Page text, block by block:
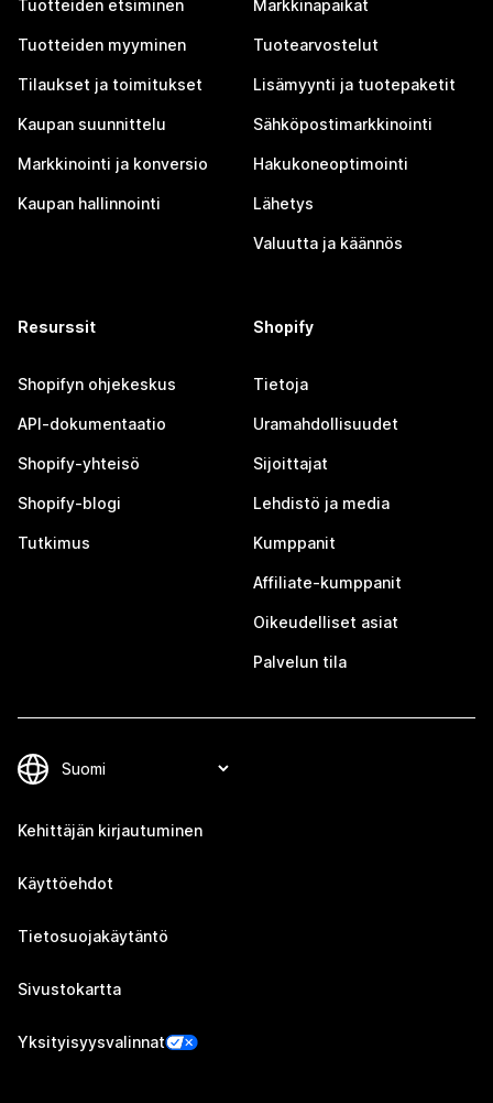
Tuotteiden etsiminen
Tuotteiden myyminen
Tilaukset ja toimitukset
Kaupan suunnittelu
Markkinointi ja konversio
Kaupan hallinnointi
Markkinapaikat
Tuotearvostelut
Lisämyynti ja tuotepaketit
Sähköpostimarkkinointi
Hakukoneoptimointi
Lähetys
Valuutta ja käännös
Resurssit
Shopifyn ohjekeskus
API-dokumentaatio
Shopify-yhteisö
Shopify-blogi
Tutkimus
Shopify
Tietoja
Uramahdollisuudet
Sijoittajat
Lehdistö ja media
Kumppanit
Affiliate-kumppanit
Oikeudelliset asiat
Palvelun tila
Kehittäjän kirjautuminen
Käyttöehdot
Tietosuojakäytäntö
Sivustokartta
Yksityisyysvalinnat